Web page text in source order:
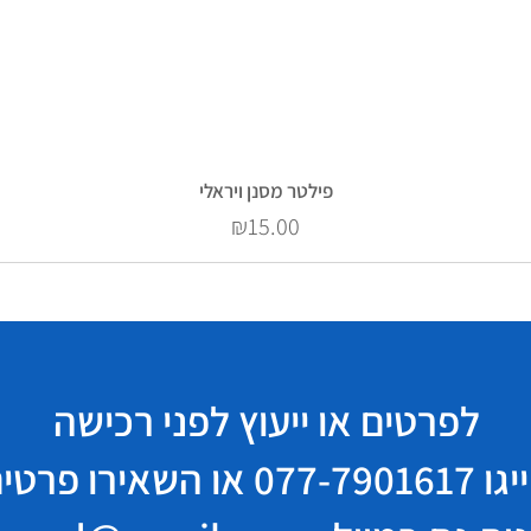
פילטר מסנן ויראלי
Price
₪15.00
לפרטים או ייעוץ לפני רכישה
077-7901617 או השאירו